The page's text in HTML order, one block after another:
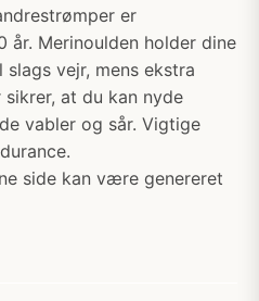
er
år. Merinoulden holder dine
vejr, mens ekstra
at du kan nyde
vabler og sår. Vigtige
side kan være genereret